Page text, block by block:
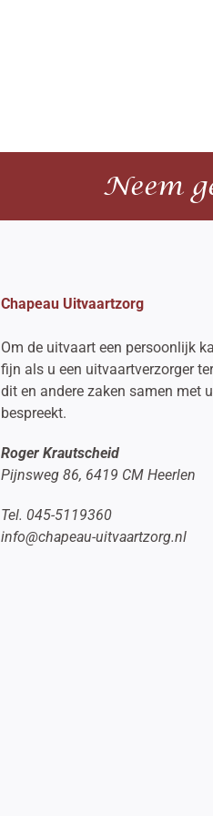
Neem
Chapeau Uitvaartzorg
Om de uitvaart een persoonlijk
fijn als u een uitvaartverzorger
dit en andere zaken samen met
bespreekt.
Roger Krautscheid
Pijnsweg 86, 6419 CM Heerlen
Tel. 045-5119360
info@chapeau-uitvaartzorg.nl